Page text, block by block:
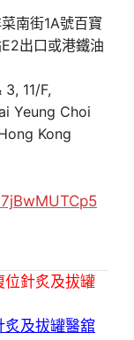
南街1A號百寶
出口或港鐵油
11/F,
Yeung Choi
Kong
位針炙及拔罐
炙及拔罐醫舘